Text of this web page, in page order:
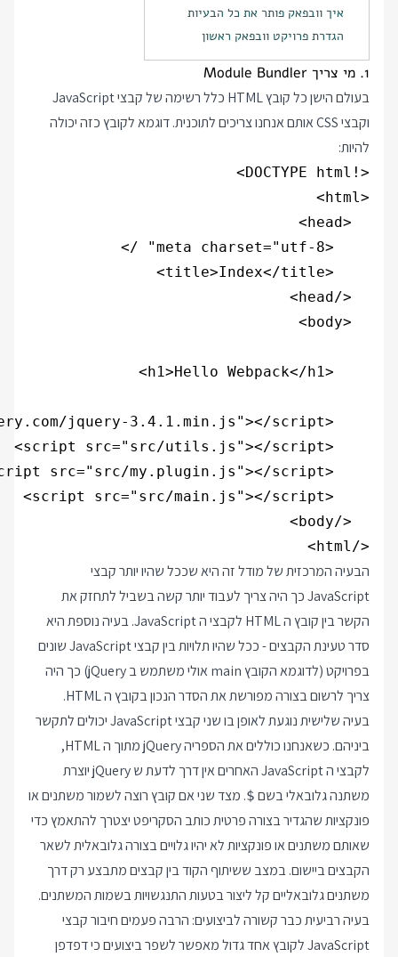
איך וובפאק פותר את כל הבעיות
הגדרת פרויקט וובפאק ראשון
1. מי צריך Module Bundler
בעולם הישן כל קובץ HTML כלל רשימה של קבצי JavaScript
וקבצי CSS אותם אנחנו צריכים לתוכנית. דוגמא לקובץ כזה יכולה
להיות:
</html>
הבעיה המרכזית של מודל זה היא שככל שהיו יותר קבצי
JavaScript כך היה צריך לעבוד יותר קשה בשביל לתחזק את
הקשר בין קובץ ה HTML לקבצי ה JavaScript. בעיה נוספת היא
סדר טעינת הקבצים - ככל שהיו תלויות בין קבצי JavaScript שונים
בפרויקט (לדוגמא הקובץ main אולי משתמש ב jQuery) כך היה
צריך לרשום בצורה מפורשת את הסדר הנכון בקובץ ה HTML.
בעיה שלישית נוגעת לאופן בו שני קבצי JavaScript יכולים לתקשר
ביניהם. כשאנחנו כוללים את הספריה jQuery מתוך ה HTML,
לקבצי ה JavaScript האחרים אין דרך לדעת ש jQuery יוצרת
משתנה גלובאלי בשם $. מצד שני אם קובץ רוצה לשמור משתנים או
פונקציות שהגדיר בצורה פרטית כותב הסקריפט יצטרך להתאמץ כדי
שאותם משתנים או פונקציות לא יהיו גלויים בצורה גלובאלית לשאר
הקבצים ביישום. במצב ששיתוף הקוד בין קבצים מתבצע רק דרך
משתנים גלובאליים קל ליצור בטעות התנגשויות בשמות המשתנים.
בעיה רביעית כבר קשורה לביצועים: הרבה פעמים חיבור קבצי
JavaScript לקובץ אחד גדול מאפשר לשפר ביצועים כי דפדפן